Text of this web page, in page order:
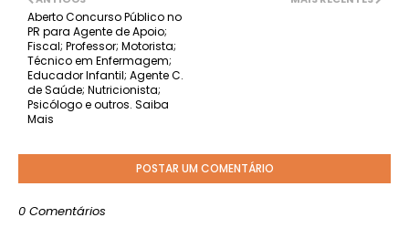
Aberto Concurso Público no
PR para Agente de Apoio;
Fiscal; Professor; Motorista;
Técnico em Enfermagem;
Educador Infantil; Agente C.
de Saúde; Nutricionista;
Psicólogo e outros. Saiba
Mais
POSTAR UM COMENTÁRIO
0 Comentários